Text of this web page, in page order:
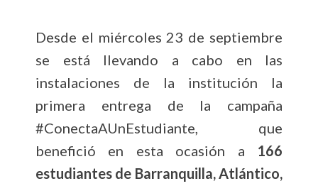
Desde el miércoles 23 de septiembre
se está llevando a cabo en las
instalaciones de la institución la
primera entrega de la campaña
#ConectaAUnEstudiante, que
benefició en esta ocasión a 166
estudiantes de Barranquilla, Atlántico,